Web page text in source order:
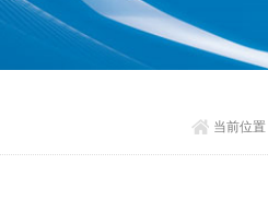
当前位置